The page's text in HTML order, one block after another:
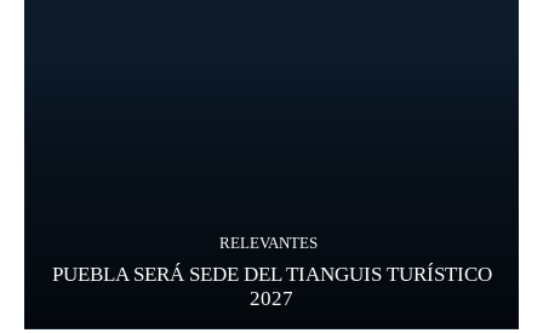
RELEVANTES
PUEBLA SERÁ SEDE DEL TIANGUIS TURÍSTICO
2027